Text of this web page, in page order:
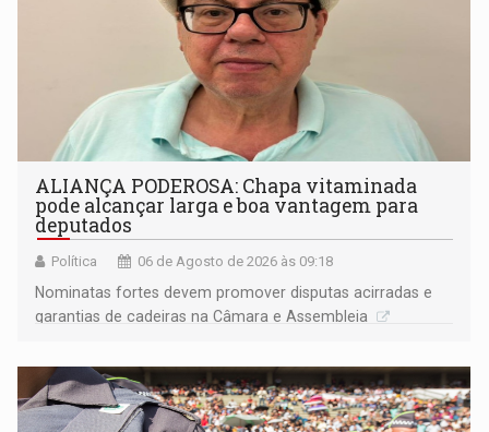
ALIANÇA PODEROSA: Chapa vitaminada
pode alcançar larga e boa vantagem para
deputados
Política 06 de Agosto de 2026 às 09:18
Nominatas fortes devem promover disputas acirradas e
garantias de cadeiras na Câmara e Assembleia